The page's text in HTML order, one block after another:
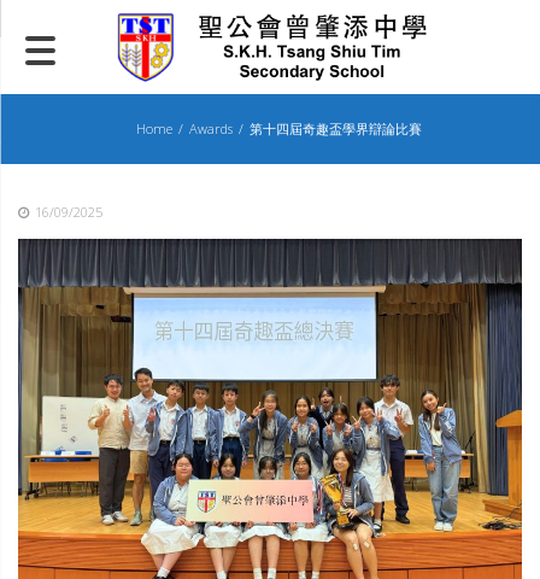
to
content
Home Awards 第十四屆奇趣盃學界辯論比賽
16/09/2025